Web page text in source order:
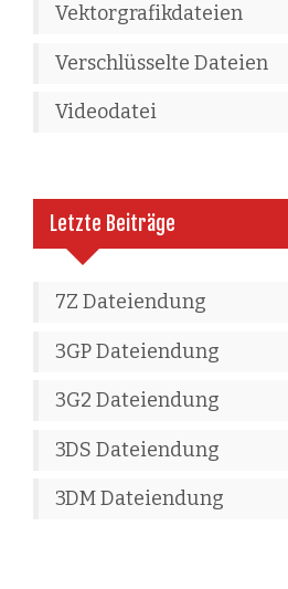
Vektorgrafikdateien
Verschlüsselte Dateien
Videodatei
Letzte Beiträge
7Z Dateiendung
3GP Dateiendung
3G2 Dateiendung
3DS Dateiendung
3DM Dateiendung